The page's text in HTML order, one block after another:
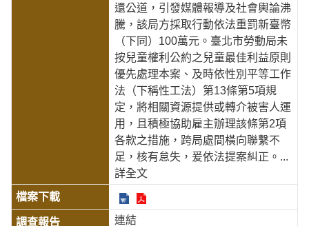
還公道，引發媒體報導及社會輿論沸
騰，該局方採取行動依法重罰新臺幣
（下同）100萬元。臺北市勞動局未
按兒童權利公約之兒童最佳利益原則
優先處理本案、及時依性別平等工作
法（下稱性工法）第13條第5項規
定，將相關資源提供或轉介被害人運
用，且積極協助雇主辦理該條第2項
各款之措施，跨局處間橫向聯繫不
足，核有怠失，爰依法提案糾正。 ...
詳全文
連結